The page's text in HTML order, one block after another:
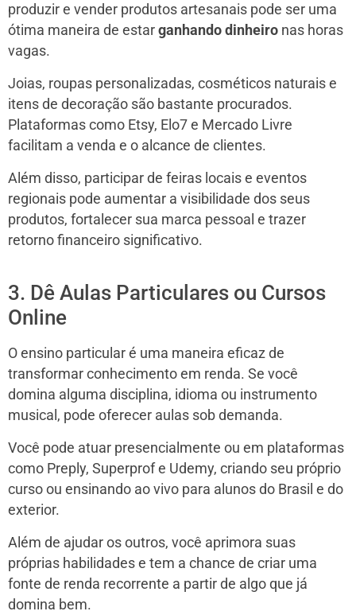
produzir e vender produtos artesanais pode ser uma
ótima maneira de estar ganhando dinheiro nas horas
vagas.
Joias, roupas personalizadas, cosméticos naturais e
itens de decoração são bastante procurados.
Plataformas como Etsy, Elo7 e Mercado Livre
facilitam a venda e o alcance de clientes.
Além disso, participar de feiras locais e eventos
regionais pode aumentar a visibilidade dos seus
produtos, fortalecer sua marca pessoal e trazer
retorno financeiro significativo.
3. Dê Aulas Particulares ou Cursos
Online
O ensino particular é uma maneira eficaz de
transformar conhecimento em renda. Se você
domina alguma disciplina, idioma ou instrumento
musical, pode oferecer aulas sob demanda.
Você pode atuar presencialmente ou em plataformas
como Preply, Superprof e Udemy, criando seu próprio
curso ou ensinando ao vivo para alunos do Brasil e do
exterior.
Além de ajudar os outros, você aprimora suas
próprias habilidades e tem a chance de criar uma
fonte de renda recorrente a partir de algo que já
domina bem.